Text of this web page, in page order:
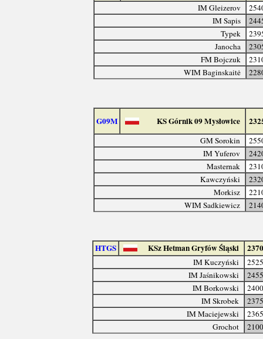
IM Gleizerov
IM Sapis
Typek
Janocha
FM Bojczuk
WIM Baginskaitė
G09M KS Górnik 09 Mysłowice
GM Sorokin
IM Yuferov
Masternak
Kawczyński
Morkisz
WIM Sadkiewicz
HTGS KSz Hetman Gryfów Śląski 2370
IM Kuczyński
2525
IM Jaśnikowski
2455
IM Borkowski
2400
IM Skrobek
2375
IM Maciejewski
2365
Grochot
2100